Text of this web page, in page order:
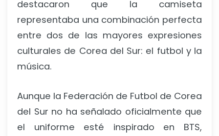
destacaron que la camiseta
representaba una combinación perfecta
entre dos de las mayores expresiones
culturales de Corea del Sur: el futbol y la
música.
Aunque la Federación de Futbol de Corea
del Sur no ha señalado oficialmente que
el uniforme esté inspirado en BTS,